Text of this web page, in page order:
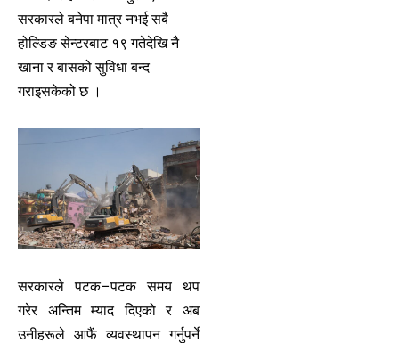
सरकारले बनेपा मात्र नभई सबै
होल्डिङ सेन्टरबाट १९ गतेदेखि नै
खाना र बासको सुविधा बन्द
गराइसकेको छ ।
सरकारले पटक–पटक समय थप
गरेर अन्तिम म्याद दिएको र अब
उनीहरूले आफैं व्यवस्थापन गर्नुपर्ने